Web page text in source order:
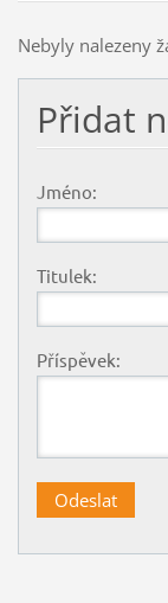
Nebyly nalezeny
Přidat
Jméno:
Titulek:
Příspěvek: